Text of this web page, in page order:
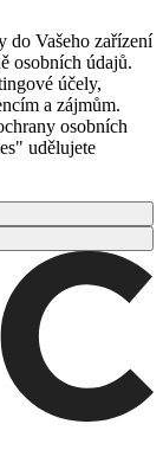
do Vašeho zařízení
osobních údajů.
účely,
a zájmům.
osobních
udělujete